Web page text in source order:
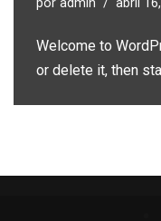
por admin abril
Welcome to
or delete it, then